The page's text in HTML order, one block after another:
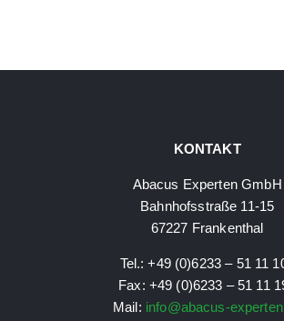
KONTAKT
Abacus Experten GmbH
Bahnhofsstraße 11-15
67227 Frankenthal
Tel.: +49 (0)6233 – 51 11
Fax: +49 (0)6233 – 51 11
Mail: info@abacus-